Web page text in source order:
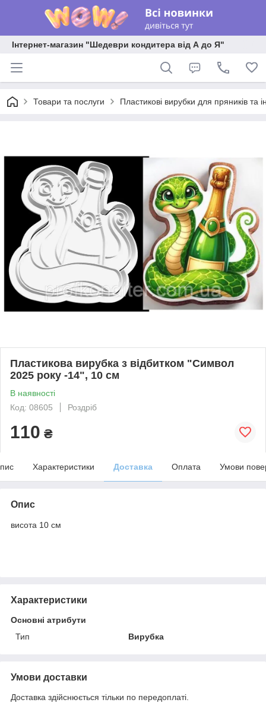
Інтернет-магазин "Шедеври кондитера від А до Я"
Товари та послуги Пластикові вирубки для пряників та
Пластикова вирубка з відбитком "Символ
2025 року -14", 10 см
В наявності
Код: 08605
Роздріб
110 ₴
Характеристики Доставка Оплата Умови
Опис
висота 10 см
Характеристики
Основні атрибути
Тип
Вирубка
Умови доставки
Доставка здійснюється тільки по передоплаті.